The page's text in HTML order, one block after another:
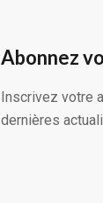
Abonnez
Inscrivez votre
dernières